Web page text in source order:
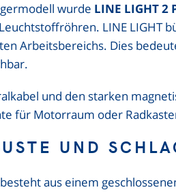
wurde LINE LIGHT
LINE LIGHT
Arbeitsbereichs. Dies
und den starken
für Motorraum oder
UND
besteht aus einem